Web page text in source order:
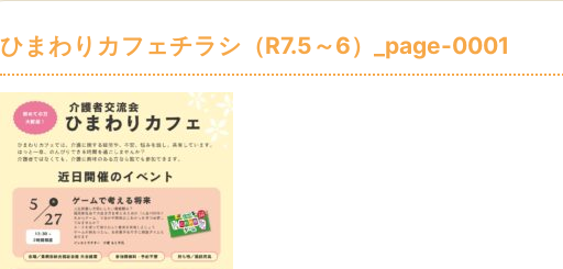
ひまわりカフェチラシ（R7.5～6）_page-0001